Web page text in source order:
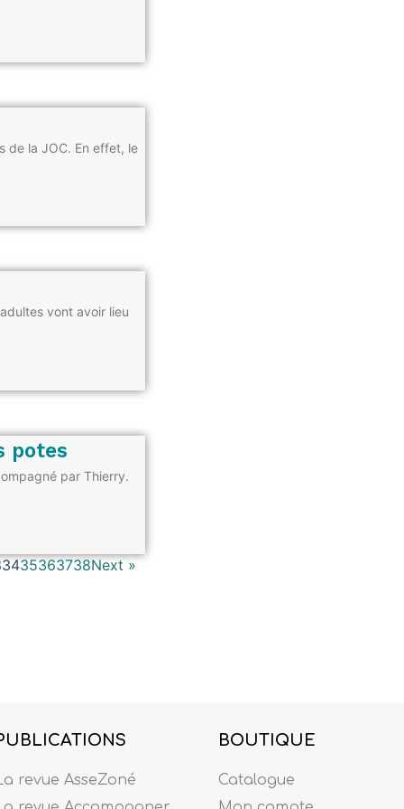
de la JOC. En effet, le
vont avoir lieu
potes
par Thierry.
3435363738Next »
revue AsseZoné
BOUTIQUE
Catalogue